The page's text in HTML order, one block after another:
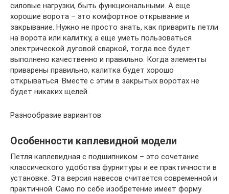
силовые нагрузки, быть функциональными. А еще
хорошие ворота – это комфортное открывание и
закрывание. Нужно не просто знать, как приварить петли
на ворота или калитку, а еще уметь пользоваться
электрической дуговой сваркой, тогда все будет
выполнено качественно и правильно. Когда элементы
приварены правильно, калитка будет хорошо
открываться. Вместе с этим в закрытых воротах не
будет никаких щелей.
Разнообразие вариантов
Особенности каплевидной модели
Петля каплевидная с подшипником – это сочетание
классического удобства фурнитуры и ее практичности в
установке. Эта версия навесов считается современной и
практичной. Само по себе изобретение имеет форму